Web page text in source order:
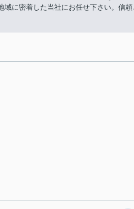
域に密着した当社にお任せ下さい。信